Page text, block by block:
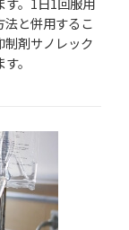
法と併用するこ
制剤サノレック
。